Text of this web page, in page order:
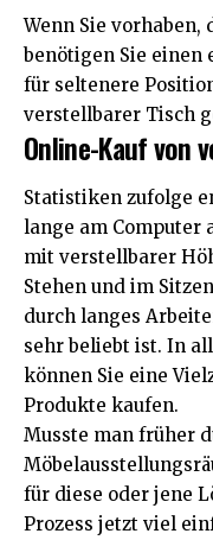
Wenn Sie vorhaben,
benötigen Sie
für seltenere
verstellbarer Tisch
Online-Kauf von
Statistiken zufolge
lange am Computer
mit verstellbarer
Stehen und im
durch langes
sehr beliebt ist. In
können Sie eine
Produkte kaufen.
Musste man früher
für diese oder jene
Prozess jetzt viel